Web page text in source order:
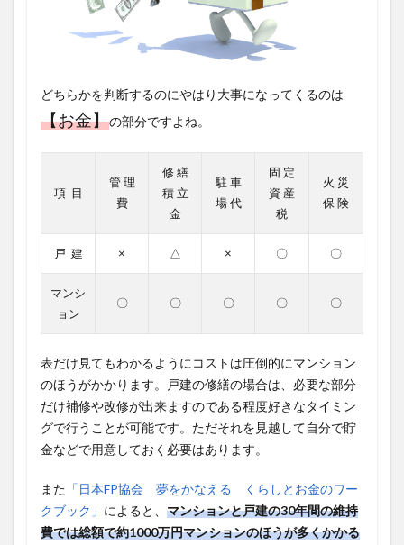
どちらかを判断するのにやはり大事になってくるのは
【お金】の部分ですよね。
項 目
管 理
費
修 繕
積 立
金
駐 車
場 代
固 定
資 産
税
火 災
保 険
戸 建 × △ × 〇 〇
マンシ
ョン
〇 〇 〇 〇 〇
表だけ見てもわかるようにコストは圧倒的にマンション
のほうがかかります。戸建の修繕の場合は、必要な部分
だけ補修や改修が出来ますのである程度好きなタイミン
グで行うことが可能です。ただそれを見越して自分で貯
金などで用意しておく必要はあります。
また 「日本FP協会 夢をかなえる くらしとお金のワー
クブック」 によると、 マンションと戸建の30年間の維持
費では総額で約1000万円マンションのほうが多くかかる